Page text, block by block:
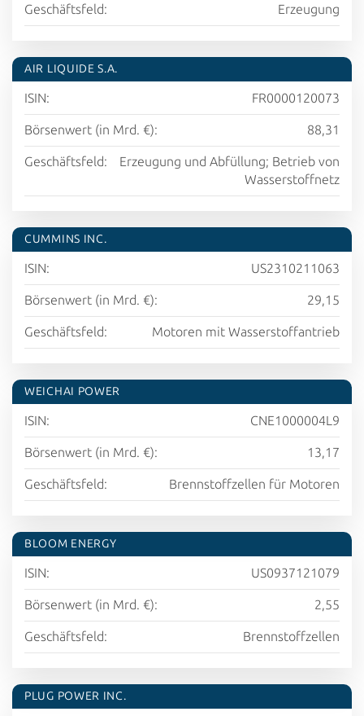
Geschäftsfeld: Erzeugung
AIR LIQUIDE S.A.
ISIN: FR0000120073
Börsenwert (in Mrd. €): 88,31
Geschäftsfeld:
Erzeugung und Abfüllung; Betrieb von
Wasserstoffnetz
CUMMINS INC.
ISIN: US2310211063
Börsenwert (in Mrd. €): 29,15
Geschäftsfeld: Motoren mit Wasserstoffantrieb
WEICHAI POWER
ISIN: CNE1000004L9
Börsenwert (in Mrd. €): 13,17
Geschäftsfeld: Brennstoffzellen für Motoren
BLOOM ENERGY
ISIN: US0937121079
Börsenwert (in Mrd. €): 2,55
Geschäftsfeld: Brennstoffzellen
PLUG POWER INC.